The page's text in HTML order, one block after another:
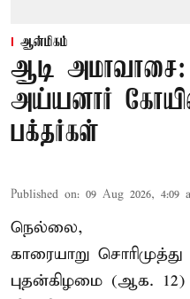
ஆன்மிகம்
ஆடி அமாவாசை:
அய்யனார்
பக்தர்கள்
Published on: 09 Aug 2026, 4:09
நெல்லை,
காரையாறு
புதன்கிழமை (ஆக.